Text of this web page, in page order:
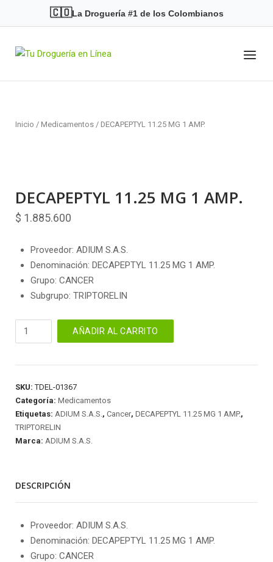
🇨🇴La Droguería #1 de los Colombianos
Home Menu
Inicio / Medicamentos / DECAPEPTYL 11.25 MG 1 AMP.
DECAPEPTYL 11.25 MG 1 AMP.
$ 1.885.600
Proveedor: ADIUM S.A.S.
Denominación: DECAPEPTYL 11.25 MG 1 AMP.
Grupo: CANCER
Subgrupo: TRIPTORELIN
DECAPEPTYL
1
cantidad
AÑADIR AL CARRITO
SKU:TDEL-01367
Categoría: Medicamentos
Etiquetas: ADIUM S.A.S., Cancer, DECAPEPTYL 11.25 MG 1 AMP.,
TRIPTORELIN
Marca: ADIUM S.A.S.
DESCRIPCIÓN
Proveedor: ADIUM S.A.S.
Denominación: DECAPEPTYL 11.25 MG 1 AMP.
Grupo: CANCER